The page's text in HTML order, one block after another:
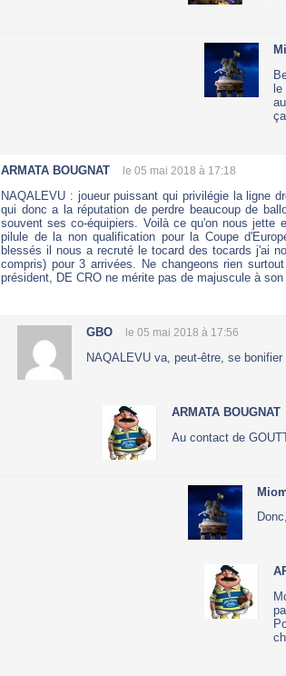
ARMATA BOUGNAT le 05 mai 2018 à 17:18
NAQALEVU : joueur puissant qui privilégie la ligne
qui donc a la réputation de perdre beaucoup de
souvent ses co-équipiers. Voilà ce qu'on nous jette
pilule de la non qualification pour la Coupe
blessés il nous a recruté le tocard des tocards j'ai
compris) pour 3 arrivées. Ne changeons rien
président, DE CRO ne mérite pas de majuscule à
GBO le 05 mai 2018 à 17:56
NAQALEVU va, peut-être, se
ARMATA BOUGNAT
Au contact de